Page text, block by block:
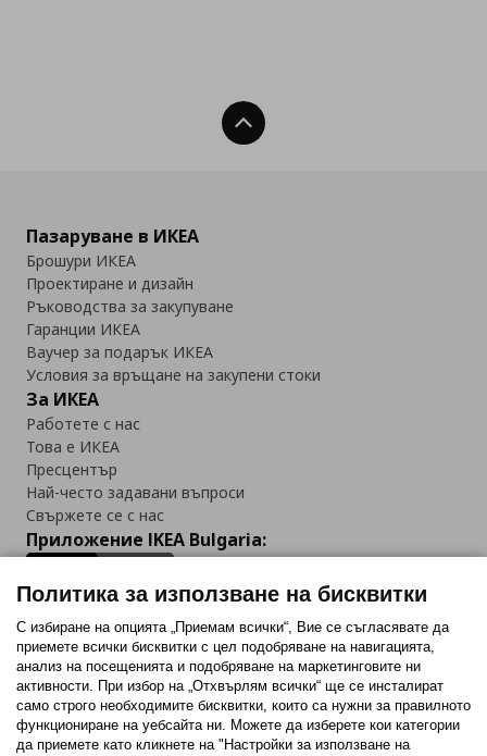
Нагоре
Пазаруване в ИКЕА
Брошури ИКЕА
Проектиране и дизайн
Ръководства за закупуване
Гаранции ИКЕА
Ваучер за подарък ИКЕА
Условия за връщане на закупени стоки
За ИКЕА
Работете с нас
Това е ИКЕА
Пресцентър
Най-често задавани въпроси
Свържете се с нас
Приложение IKEA Bulgaria:
Последвайте ни:
FacebookTwitterYoutubePinterestInstagram
Политика за използване на бисквитки
С избиране на опцията „Приемам всички“, Вие се съгласявате да
приемете всички бисквитки с цел подобряване на навигацията,
анализ на посещенията и подобряване на маркетинговите ни
активности. При избор на „Отхвърлям всички“ ще се инсталират
само строго необходимитe бисквитки, които са нужни за правилното
функциониране на уебсайта ни. Можете да изберете кои категории
да приемете като кликнете на "Настройки за използване на